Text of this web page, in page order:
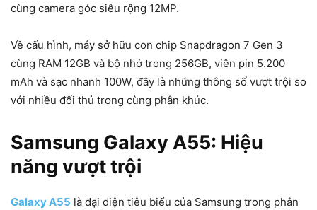
cùng camera góc siêu rộng 12MP.
Về cấu hình, máy sở hữu con chip Snapdragon 7 Gen 3
cùng RAM 12GB và bộ nhớ trong 256GB, viên pin 5.200
mAh và sạc nhanh 100W, đây là những thông số vượt trội so
với nhiều đối thủ trong cùng phân khúc.
Samsung Galaxy A55: Hiệu
năng vượt trội
Galaxy A55 là đại diện tiêu biểu của Samsung trong phân